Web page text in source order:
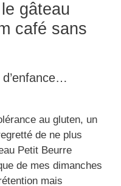
gâteau
café sans
d’enfance…
au gluten, un
de ne plus
Petit Beurre
de mes dimanches
mais